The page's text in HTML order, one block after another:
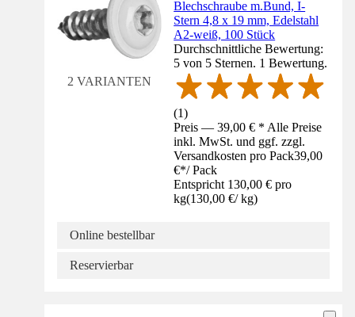
2 VARIANTEN
Blechschraube m.Bund, I-
Stern 4,8 x 19 mm, Edelstahl
A2-weiß, 100 Stück
Durchschnittliche Bewertung:
5 von 5 Sternen. 1 Bewertung.
(1)
Preis — 39,00 € * Alle Preise
inkl. MwSt. und ggf. zzgl.
Versandkosten pro Pack39,00
€*/ Pack
Entspricht 130,00 € pro
kg(130,00 €/ kg)
Online bestellbar
Reservierbar